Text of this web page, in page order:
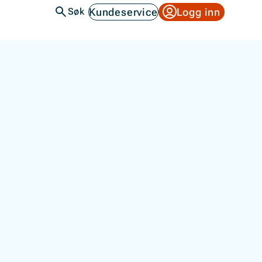
Søk Kundeservice
Logg inn